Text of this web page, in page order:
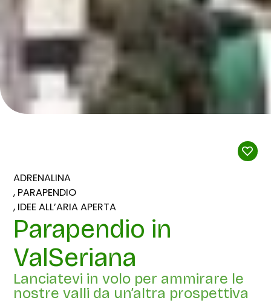
ADRENALINA
PARAPENDIO
IDEE ALL’ARIA APERTA
Parapendio in
ValSeriana
Lanciatevi in volo per ammirare le
nostre valli da un’altra prospettiva